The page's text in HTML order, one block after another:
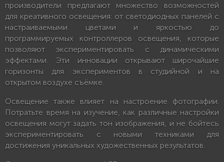
производители предлагают множество возможностей
для креативного освещения: от светодиодных панелей с
настраиваемыми цветами и яркостью до
программируемых контроллеров освещения, которые
позволяют экспериментировать с динамическими
эффектами. Эти инновации открывают широчайшие
горизонты для экспериментов в студийной и на
открытом воздухе съёмке.
Освещение также влияет на настроение фотографии.
Потратьте время на изучение, как различные настройки
освещения могут задать тон изображения, и не бойтесь
экспериментировать с новыми техниками для
достижения уникальных художественных результатов.